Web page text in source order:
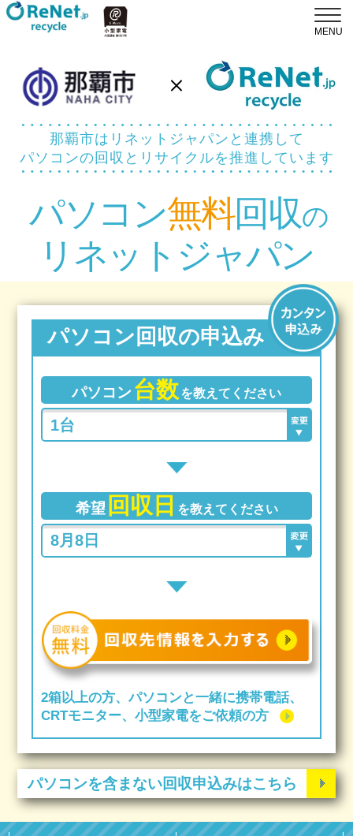
那覇市はリネットジャパンと連携して
パソコンの回収とリサイクルを推進しています
パソコン無料回収の
リネットジャパン
パソコン回収の申込み
パソコン 台数を教えてください
希望 回収日 を教えてください
2箱以上の方、パソコンと一緒に携帯電話、
CRTモニター、小型家電をご依頼の方
パソコンを含まない回収申込みはこちら